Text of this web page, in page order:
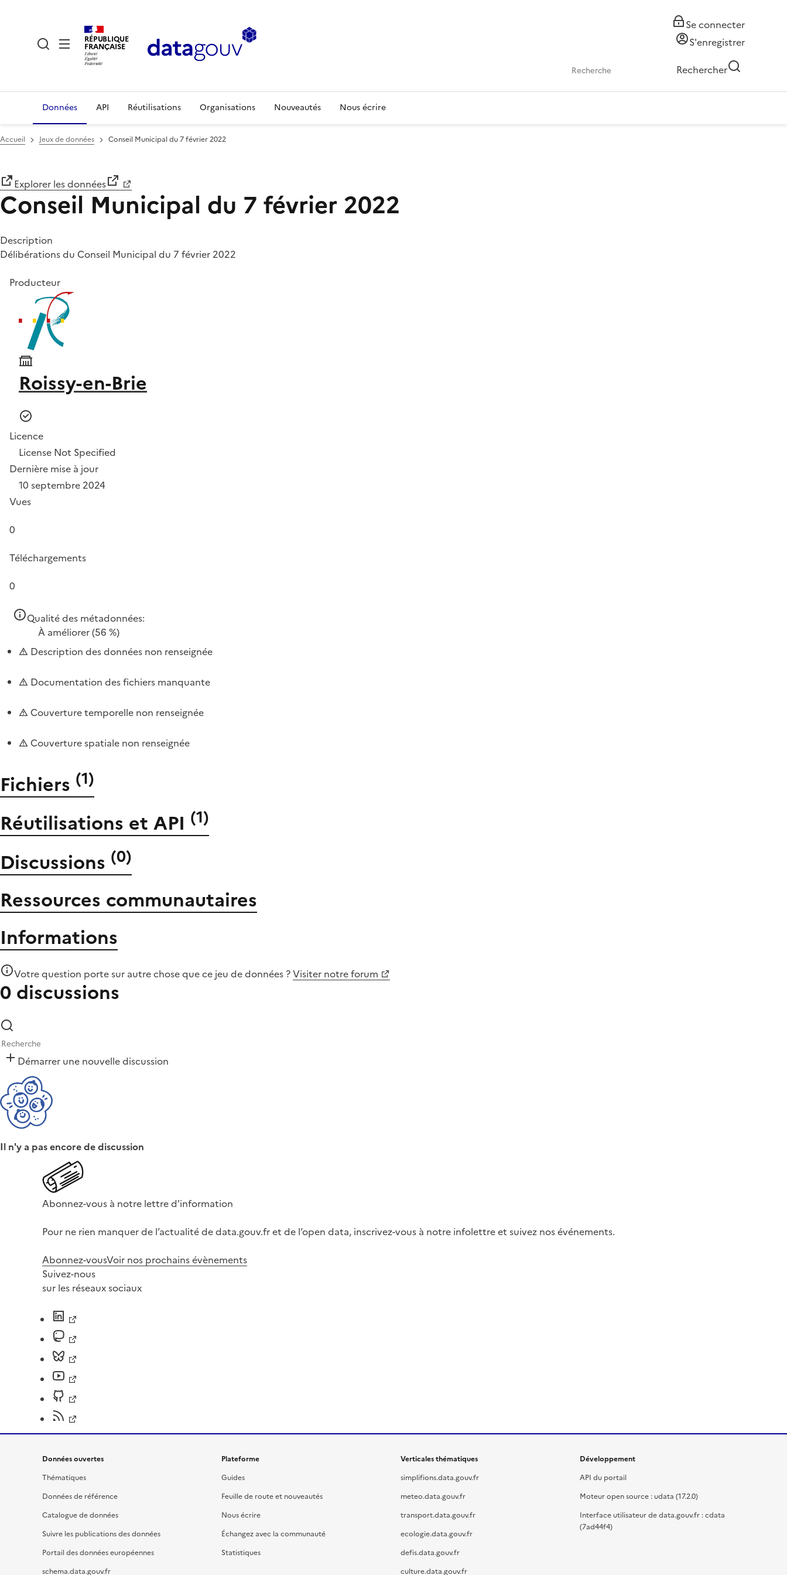
RÉPUBLIQUE
FRANÇAISE
Se connecter
S'enregistrer
Rechercher
Données API Réutilisations Organisations Nouveautés Nous écrire
Accueil Jeux de données Conseil Municipal du 7 février 2022
Explorer les données
Conseil Municipal du 7 février 2022
Description
Délibérations du Conseil Municipal du 7 février 2022
Producteur
Roissy-en-Brie
Licence
License Not Specified
Dernière mise à jour
10 septembre 2024
Vues
0
Téléchargements
0
Qualité des métadonnées:
À améliorer(56 %)
Description des données non renseignée
Documentation des fichiers manquante
Couverture temporelle non renseignée
Couverture spatiale non renseignée
Fichiers (1)
Réutilisations et API (1)
Discussions (0)
Ressources communautaires
Informations
Votre question porte sur autre chose quece jeu de données ?Visiter notre forum
0 discussions
Démarrer une nouvelle discussion
Il n'y a pas encore de discussion
Abonnez-vous à notre lettre d'information
Pour ne rien manquer de l’actualité de data.gouv.fr et de l’open data, inscrivez-vous à notre infolettre et suivez nos événements.
Abonnez-vousVoir nos prochains évènements
Suivez-nous
sur les réseaux sociaux
Données ouvertes
Thématiques
Données de référence
Catalogue de données
Suivre les publications des données
Portail des données européennes
schema.data.gouv.fr
Plateforme
Guides
Feuille de route et nouveautés
Nous écrire
Échangez avec la communauté
Statistiques
Verticales thématiques
simplifions.data.gouv.fr
meteo.data.gouv.fr
transport.data.gouv.fr
ecologie.data.gouv.fr
defis.data.gouv.fr
culture.data.gouv.fr
Développement
API du portail
Moteur open source : udata (17.2.0)
Interface utilisateur de data.gouv.fr : cdata
(7ad44f4)